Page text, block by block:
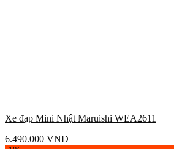
Xe đạp Mini Nhật Maruishi WEA2611
6.490.000 VNĐ